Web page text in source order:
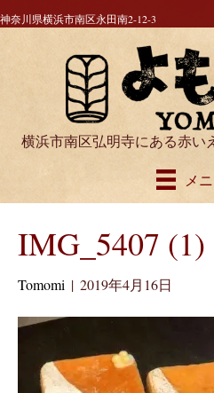
神奈川県横浜市南区永田南2-12-3
横浜市南区弘明寺にある赤い
メ
IMG_5407 (1)
Tomomi | 2019年4月16日